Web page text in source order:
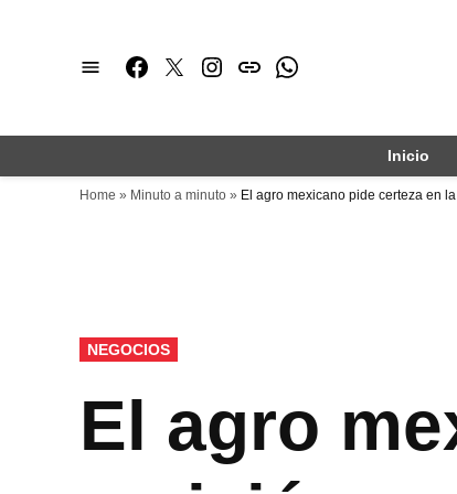
Facebook
TwitterInstagram
issuuWhatsapp
Inicio
Home » Minuto a minuto » El agro mexicano pide certeza en
PUBLICADO
EN
NEGOCIOS
El agro